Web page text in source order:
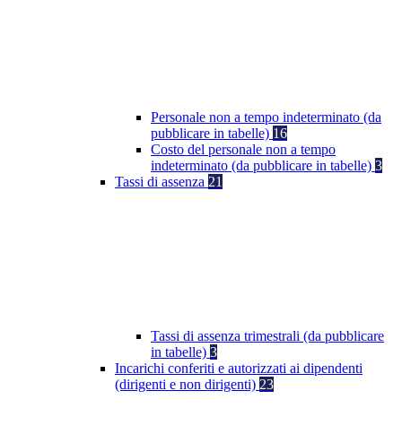
Personale non a tempo indeterminato (da
pubblicare in tabelle) 16
Costo del personale non a tempo
indeterminato (da pubblicare in tabelle) 3
Tassi di assenza 21
Tassi di assenza trimestrali (da pubblicare
in tabelle) 3
Incarichi conferiti e autorizzati ai dipendenti
(dirigenti e non dirigenti) 23